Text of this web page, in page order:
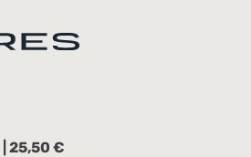
| 25,50 €